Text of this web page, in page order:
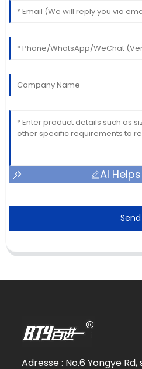
AI
Send
Adresse : No.6 Yongye